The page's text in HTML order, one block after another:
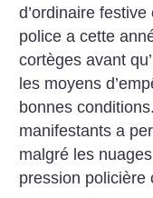
d’ordinaire
police a cette
cortèges avant
les moyens
bonnes
manifestants a
malgré les
pression policière